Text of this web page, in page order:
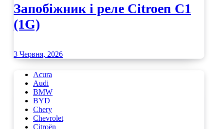
Запобіжник і реле Citroen C1
(1G)
3 Червня, 2026
Acura
Audi
BMW
BYD
Chery
Chevrolet
Citroën